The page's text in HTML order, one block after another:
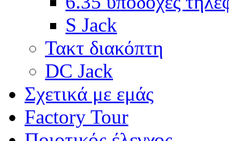
S Jack
Τακτ διακόπτη
DC Jack
Σχετικά με εμάς
Factory Tour